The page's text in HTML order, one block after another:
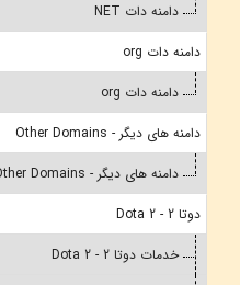
دامنه دات NET
دامنه دات org
دامنه دات org
دامنه های دیگر - Other Domains
دامنه های دیگر - Other Domains
دوتا 2 - Dota 2
خدمات دوتا 2 - Dota 2